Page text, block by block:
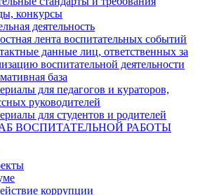
конкурсы
деятельность
лента воспитательных событий
данные лиц, ответственных за
воспитательной деятельности
база
для педагогов и кураторов,
руководителей
для студентов и родителей
ВОСПИТАТЕЛЬНОЙ РАБОТЫ
коррупции